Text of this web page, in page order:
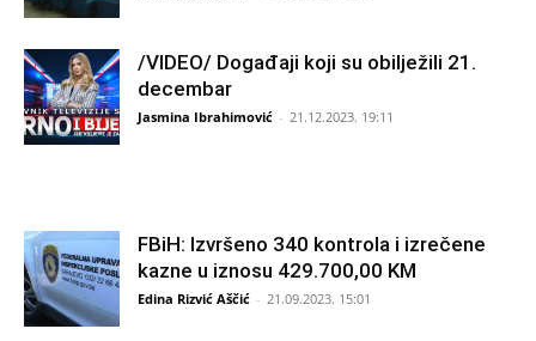
/VIDEO/ Događaji koji su obilježili 21.
decembar
Jasmina Ibrahimović - 21.12.2023. 19:11
FBiH: Izvršeno 340 kontrola i izrečene
kazne u iznosu 429.700,00 KM
Edina Rizvić Aščić - 21.09.2023. 15:01